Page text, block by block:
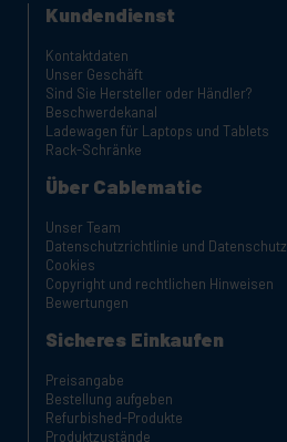
Kundendienst
Kontaktdaten
Unser Geschäft
Sind Sie Hersteller oder Händler?
Beschwerdekanal
Ladewagen für Laptops und Tablets
Rack-Schränke
Über Cablematic
Unser Team
Datenschutzrichtlinie und Datenschutz
Cookies
Copyright und rechtlichen Hinweisen
Bewertungen
Sicheres Einkaufen
Preisangabe
Bestellung aufgeben
Refurbished-Produkte
Produktzustände